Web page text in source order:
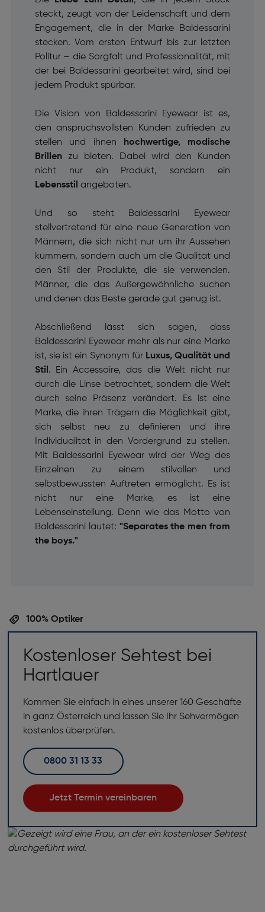
steckt, zeugt von der Leidenschaft und dem
Engagement, die in der Marke Baldessarini
stecken. Vom ersten Entwurf bis zur letzten
Politur – die Sorgfalt und Professionalität, mit
der bei Baldessarini gearbeitet wird, sind bei
jedem Produkt spürbar.
Die Vision von Baldessarini Eyewear ist es,
den anspruchsvollsten Kunden zufrieden zu
stellen und ihnen
hochwertige, modische
Brillenzu bieten. Dabei wird den Kunden
nicht nur ein Produkt, sondern ein
Lebensstil angeboten.
Und so steht Baldessarini Eyewear
stellvertretend für eine neue Generation von
Männern, die sich nicht nur um ihr Aussehen
kümmern, sondern auch um die Qualität und
den Stil der Produkte, die sie verwenden.
Männer, die das Außergewöhnliche suchen
und denen das Beste gerade gut genug ist.
Abschließend lässt sich sagen, dass
Baldessarini Eyewear mehr als nur eine Marke
ist, sie ist ein Synonym für Luxus, Qualität und
Stil . Ein Accessoire, das die Welt nicht nur
durch die Linse betrachtet, sondern die Welt
durch seine Präsenz verändert. Es ist eine
Marke, die ihren Trägern die Möglichkeit gibt,
sich selbst neu zu definieren und ihre
Individualität in den Vordergrund zu stellen.
Mit Baldessarini Eyewear wird der Weg des
Einzelnen zu einem stilvollen und
selbstbewussten Auftreten ermöglicht. Es ist
nicht nur eine Marke, es ist eine
Lebenseinstellung. Denn wie das Motto von
Baldessarini lautet: "Separates the men from
the boys."
100% Optiker
Kostenloser Sehtest bei
Hartlauer
Kommen Sie einfach in eines unserer 160 Geschäfte
in ganz Österreich und lassen Sie Ihr Sehvermögen
kostenlos überprüfen.
0800 31 13 33
Jetzt Termin vereinbaren